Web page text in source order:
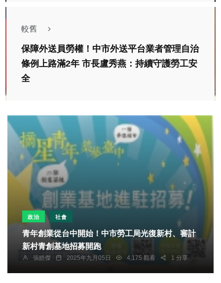
較舊
保障外送員勞權！中市外送平台業者管理自治
條例上路滿2年 市長盧秀燕：持續守護勞工安
全
政治 社會
青年創業從台中開始！中市勞工局光復新村、審計
新村青創基地招募開跑
張皓傑 2025年九月05日 4,175 觀看 1 分享